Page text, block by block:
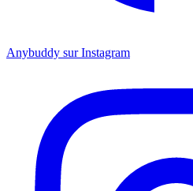
Anybuddy sur Instagram